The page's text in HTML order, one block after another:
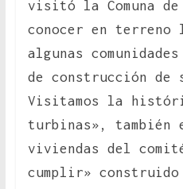
visitó la Comuna
conocer en terreno
algunas
de construcción de
Visitamos la
turbinas», también
viviendas del
cumplir» construido